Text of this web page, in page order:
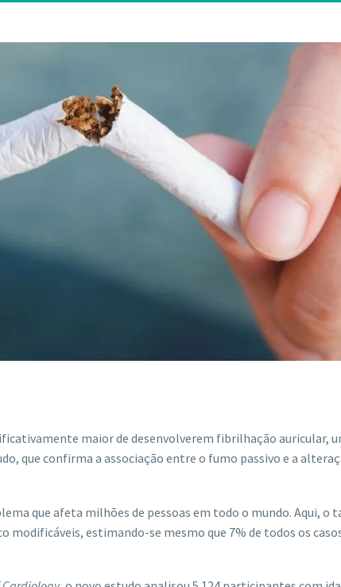
maior de desenvolverem fibrilhação auricular,
que confirma a associação entre o fumo passivo e a
que afeta milhões de pessoas em todo o mundo. Aqui, o
modificáveis, estimando-se mesmo que 7% de todos os